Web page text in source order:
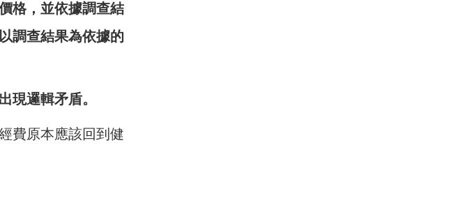
格，並依據調查結
調查結果為依據的
現邏輯矛盾。
費原本應該回到健